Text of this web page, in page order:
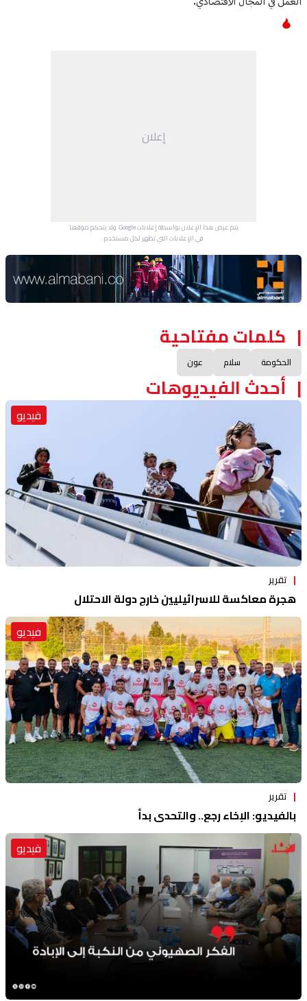
إعلان
يتم عرض هذا الإعلان بواسطة إعلانات Google، ولا يتحكم موقعنا
في الإعلانات التي تظهر لكل مستخدم.
Advertisement Section
كلمات مفتاحية
الحكومة سلام عون
أحدث الفيديوهات
فيديو
تقرير
هجرة معاكسة للاسرائيليين خارج دولة الاحتلال
فيديو
تقرير
بالفيديو: الإخاء رجع.. والتحدي بدأ
فيديو